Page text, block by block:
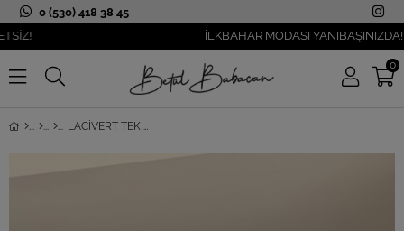
0 (530) 418 38 45
İLKBAHAR MODASI YANIBAŞINIZDA!
0
LACIVERT TEK DÜĞME HÜRREM BLAZER CEKET